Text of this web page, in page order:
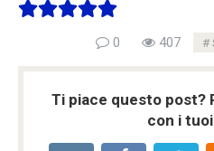
0 407
Ti piace questo post?
con i